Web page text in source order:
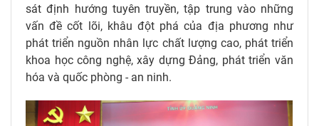
sát định hướng tuyên truyền, tập trung vào những
vấn đề cốt lõi, khâu đột phá của địa phương như
phát triển nguồn nhân lực chất lượng cao, phát triển
khoa học công nghệ, xây dựng Đảng, phát triển văn
hóa và quốc phòng - an ninh.